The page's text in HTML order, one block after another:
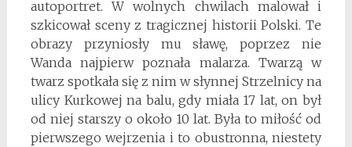
autoportret. W wolnych chwilach malował i
szkicował sceny z tragicznej historii Polski. Te
obrazy przyniosły mu sławę, poprzez nie
Wanda najpierw poznała malarza. Twarzą w
twarz spotkała się z nim w słynnej Strzelnicy na
ulicy Kurkowej na balu, gdy miała 17 lat, on był
od niej starszy o około 10 lat. Była to miłość od
pierwszego wejrzenia i to obustronna, niestety